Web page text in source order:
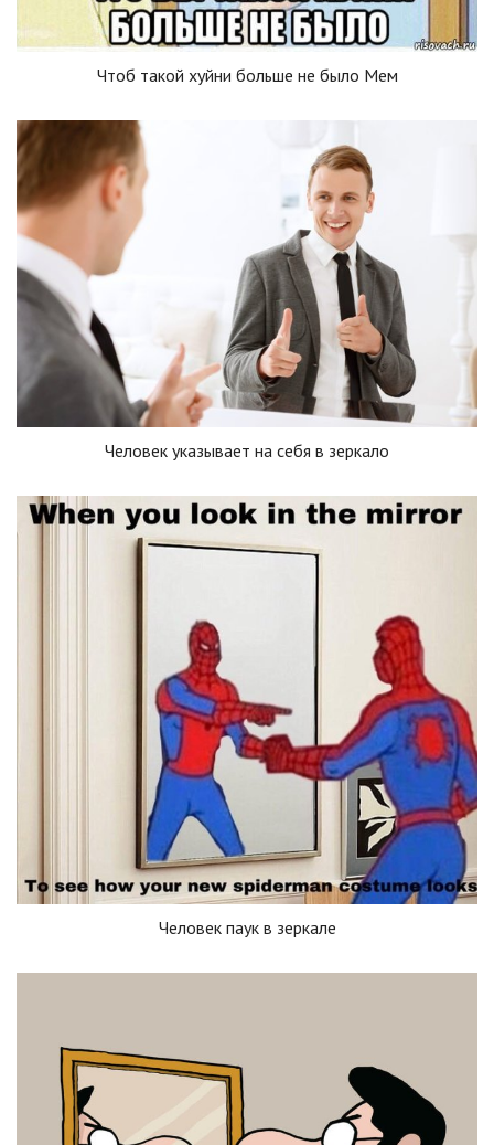
Чтоб такой хуйни больше не было Мем
Человек указывает на себя в зеркало
Человек паук в зеркале